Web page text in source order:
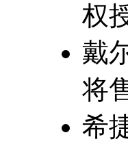
权
戴
将
希